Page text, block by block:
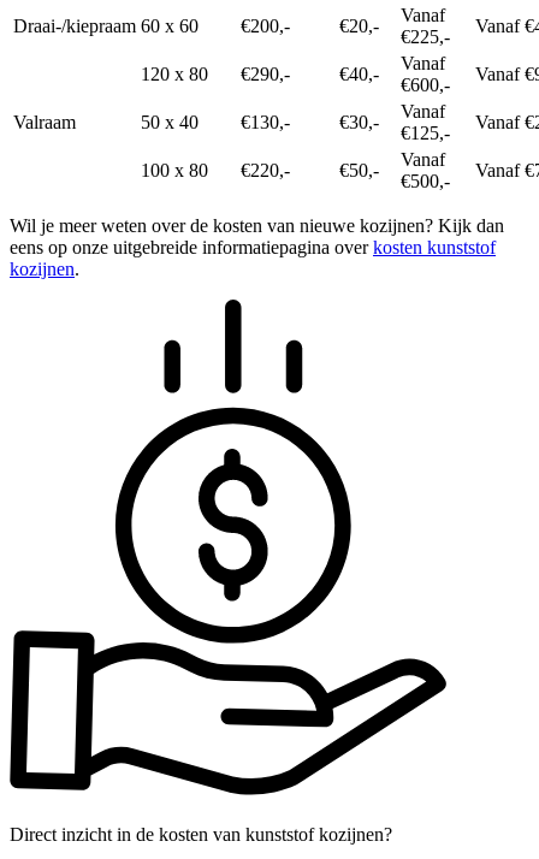
Draai-/kiepraam 60 x 60 €200,- €20,-
Vanaf
€225,-
Vanaf
120 x 80 €290,- €40,-
Vanaf
€600,-
Vanaf
Valraam 50 x 40 €130,- €30,-
Vanaf
€125,-
Vanaf
100 x 80 €220,- €50,-
Vanaf
€500,-
Vanaf
Wil je meer weten over de kosten van nieuwe kozijnen? Kijk dan
eens op onze uitgebreide informatiepagina overkosten kunststof
kozijnen.
Direct inzicht in de kosten van kunststof kozijnen?